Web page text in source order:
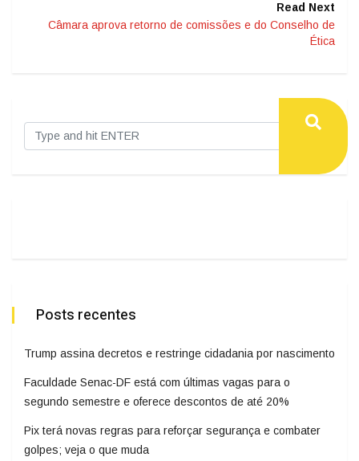
Read Next
Câmara aprova retorno de comissões e do Conselho de
Ética
Posts recentes
Trump assina decretos e restringe cidadania por nascimento
Faculdade Senac-DF está com últimas vagas para o
segundo semestre e oferece descontos de até 20%
Pix terá novas regras para reforçar segurança e combater
golpes; veja o que muda